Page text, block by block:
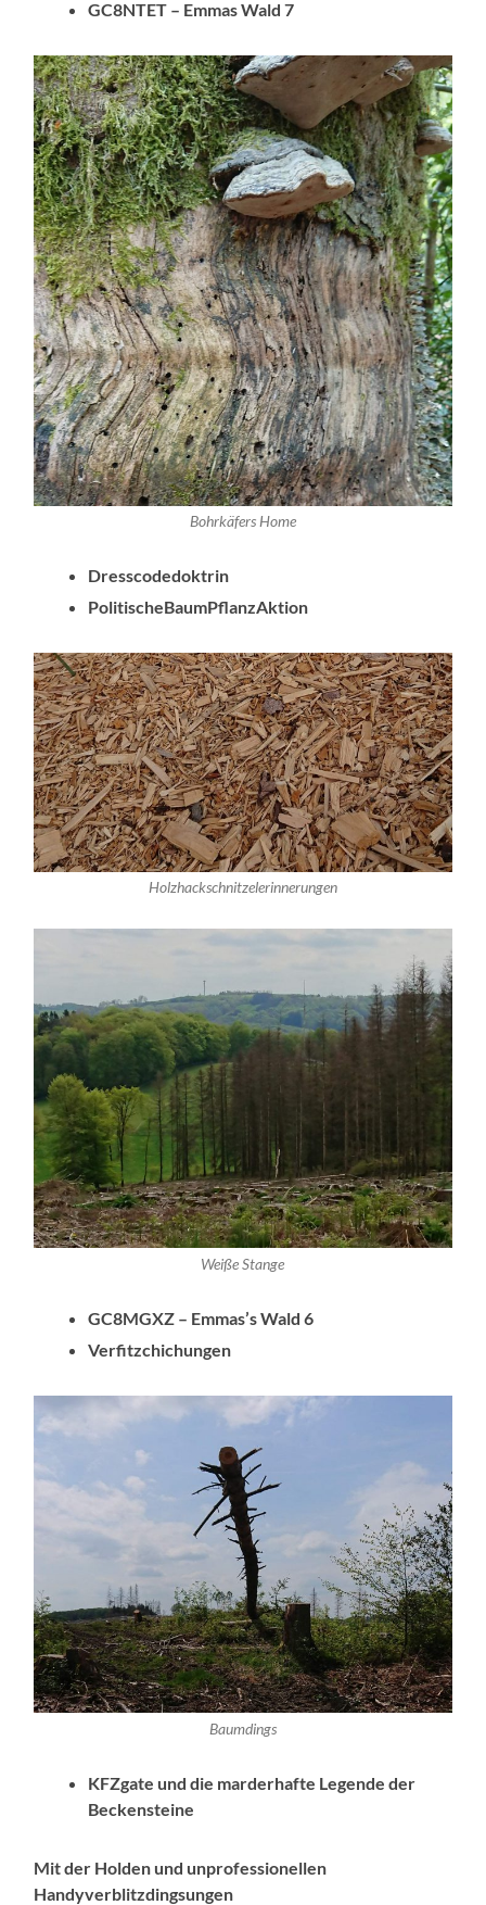
GC8NTET – Emmas Wald 7
Bohrkäfers Home
Dresscodedoktrin
PolitischeBaumPflanzAktion
Holzhackschnitzelerinnerungen
Weiße Stange
GC8MGXZ – Emmas’s Wald 6
Verfitzchichungen
Baumdings
KFZgate und die marderhafte Legende der
Beckensteine
Mit der Holden und unprofessionellen
Handyverblitzdingsungen